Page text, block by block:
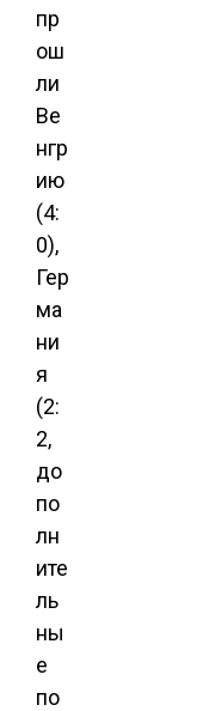
пр
ош
ли
Ве
нгр
ию
(4:
0),
Гер
ма
ни
я
(2:
2,
до
по
лн
ите
ль
ны
е
по